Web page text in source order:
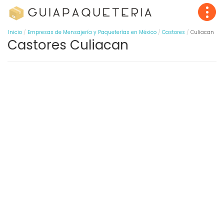
Inicio Empresas de Mensajería y Paqueterías en México Castores Culiacan
Castores Culiacan